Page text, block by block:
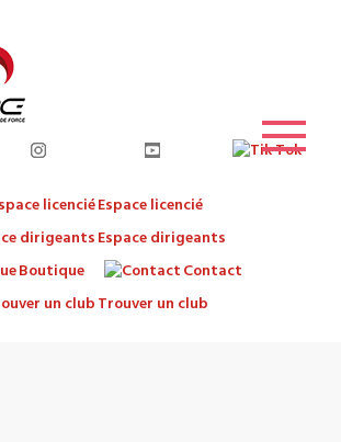
Espace licencié
Espace dirigeants
Boutique
Contact
Trouver un club